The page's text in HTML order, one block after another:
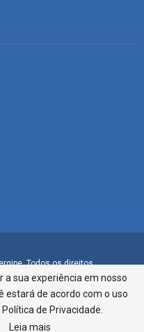
Todos os direitos
276, Bairro São José |
- CI Centro de
a sua experiência em nosso
estará de acordo com o uso
de Privacidade.
Leia mais